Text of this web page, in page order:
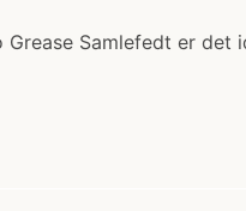
Samlefedt er